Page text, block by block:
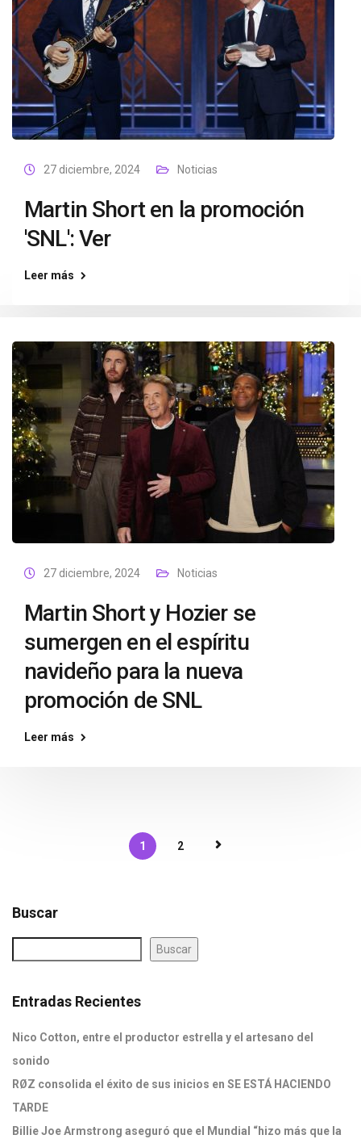
27 diciembre, 2024 Noticias
Martin Short en la promoción
'SNL': Ver
Leer más
27 diciembre, 2024 Noticias
Martin Short y Hozier se
sumergen en el espíritu
navideño para la nueva
promoción de SNL
Leer más
1 2
Buscar
Buscar
Entradas Recientes
Nico Cotton, entre el productor estrella y el artesano del
sonido
RØZ consolida el éxito de sus inicios en SE ESTÁ HACIENDO
TARDE
Billie Joe Armstrong aseguró que el Mundial “hizo más que la